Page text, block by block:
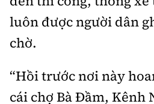
luôn được người dân
chờ.
“Hồi trước nơi này
cái chợ Bà Đầm, Kênh